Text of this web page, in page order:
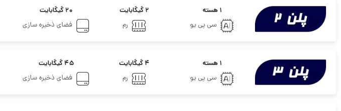
۱ هسته
سی پی یو
۲ گیگابایت
رم
۲۰ گیگابایت
فضای ذخیره سازی
۱ هسته
سی پی یو
۴ گیگابایت
رم
۴۵ گیگابایت
فضای ذخیره سازی